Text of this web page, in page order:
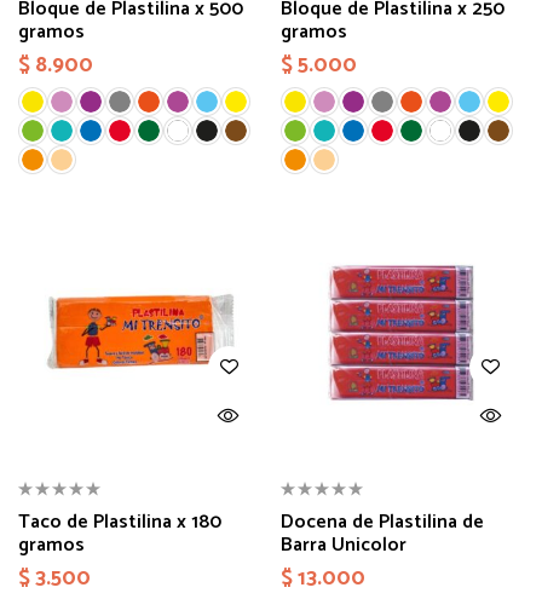
Bloque de Plastilina x 500
gramos
$8.900
Bloque de Plastilina x 250
gramos
$5.000
Taco de Plastilina x 180
gramos
$3.500
Docena de Plastilina de
Barra Unicolor
$13.000